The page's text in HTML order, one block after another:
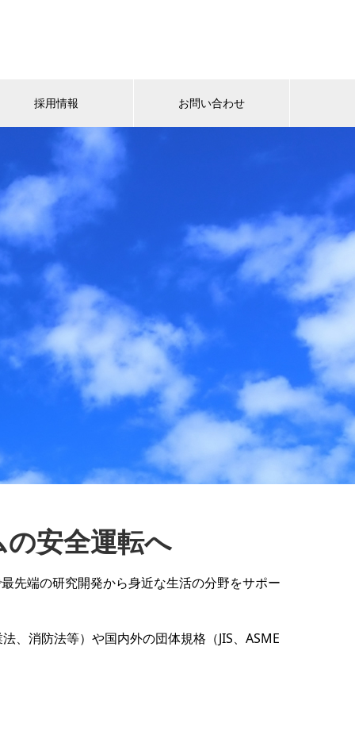
採用情報 お問い合わせ
安全運転へ
先端の研究開発から身近な生活の分野をサポー
、消防法等）や国内外の団体規格（JIS、ASME